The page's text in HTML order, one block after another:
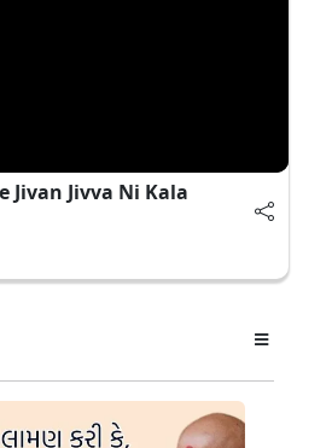
Jivan Jivva Ni Kala